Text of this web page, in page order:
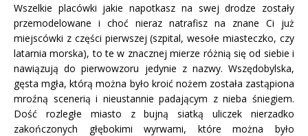
Wszelkie placówki jakie napotkasz na swej drodze zostały
przemodelowane i choć nieraz natrafisz na znane Ci już
miejscówki z części pierwszej (szpital, wesołe miasteczko, czy
latarnia morska), to te w znacznej mierze różnią się od siebie i
nawiązują do pierwowzoru jedynie z nazwy. Wszędobylska,
gęsta mgła, którą można było kroić nożem została zastąpiona
mroźną scenerią i nieustannie padającym z nieba śniegiem.
Dość rozległe miasto z bujną siatką uliczek nierzadko
zakończonych głębokimi wyrwami, które można było